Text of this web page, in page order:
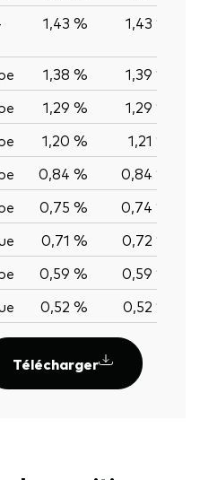
1,43 % 1,43 %
1,38 % 1,39 %
1,29 % 1,29 %
1,20 % 1,21 %
0,84 % 0,84 %
0,75 % 0,74 %
0,71 % 0,72 %
0,59 % 0,59 %
0,52 % 0,52 %
Télécharger